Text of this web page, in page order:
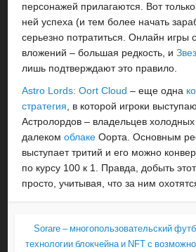
персонажей прилагаются. Вот
ней успеха (и тем более начать
серьезно потратиться. Онлайн игры
вложений – большая редкость, и
лишь подтверждают это правило.
Astro Lords: Oort Cloud – еще одна
стратегия , в которой игроки
Астролордов – владельцев
далекомоблаке Оорта. Основным
выступает тритий и его можно
по курсу 100 к 1. Правда, добыть
просто, учитывая, что за ним
Sorare – многопользовательский
технологии блокчейна и NFT с